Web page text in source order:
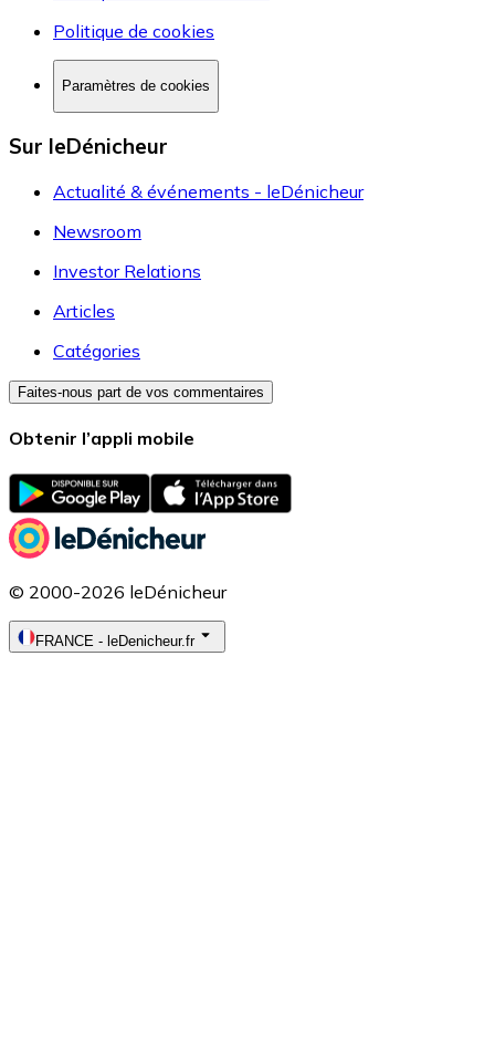
Politique de cookies
Paramètres de cookies
Sur leDénicheur
Actualité & événements - leDénicheur
Newsroom
Investor Relations
Articles
Catégories
Faites-nous part de vos commentaires
Obtenir l’appli mobile
© 2000-2026 leDénicheur
FRANCE - leDenicheur.fr